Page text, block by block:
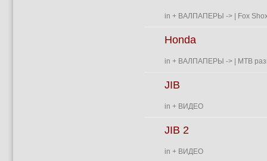
in + ВАЛПАПЕРЫ -> | Fox
Honda
in + ВАЛПАПЕРЫ -> | MTB
JIB
in + ВИДЕО
JIB 2
in + ВИДЕО